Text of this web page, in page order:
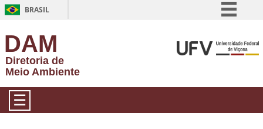
BRASIL
Comunica BR
Acesso à informação
DAM
Diretoria de
Meio Ambiente
☰